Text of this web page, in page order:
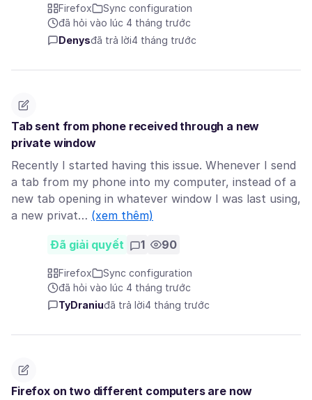
Firefox
Sync configuration
đã hỏi vào lúc 4 tháng trước
Denysđã trả lời4 tháng trước
Tab sent from phone received through a new
private window
Recently I started having this issue. Whenever I send
a tab from my phone into my computer, instead of a
new tab opening in whatever window I was last using,
a new privat… (xem thêm)
Đã giải quyết 1 90
Firefox
Sync configuration
đã hỏi vào lúc 4 tháng trước
TyDraniuđã trả lời4 tháng trước
Firefox on two different computers are now